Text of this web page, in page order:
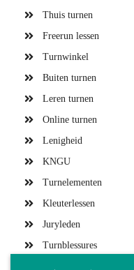
Thuis turnen
Freerun lessen
Turnwinkel
Buiten turnen
Leren turnen
Online turnen
Lenigheid
KNGU
Turnelementen
Kleuterlessen
Juryleden
Turnblessures